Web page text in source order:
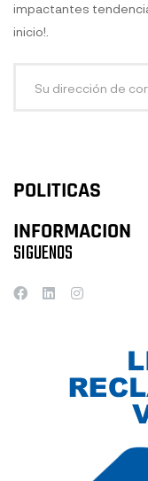
POLITICAS
INFORMACION
impactantes
inicio!.
SIGUENOS